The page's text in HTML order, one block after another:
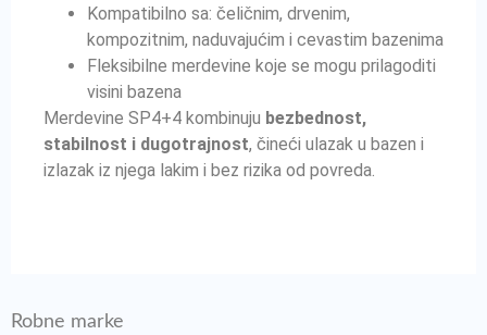
Kompatibilno sa: čeličnim, drvenim,
kompozitnim, naduvajućim i cevastim bazenima
Fleksibilne merdevine koje se mogu prilagoditi
visini bazena
Merdevine SP4+4 kombinuju bezbednost,
stabilnost i dugotrajnost, čineći ulazak u bazen i
izlazak iz njega lakim i bez rizika od povreda.
Robne marke